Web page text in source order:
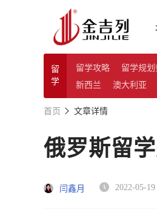
留
学
留学攻略 留学规划
新西兰
澳大利亚
首页 文章详情
俄罗斯留
闫鑫月 2022-05-